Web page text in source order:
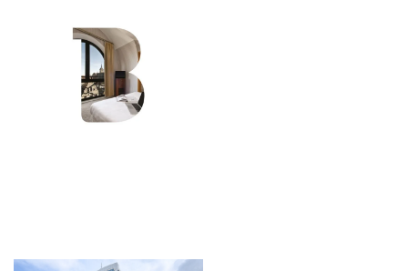
BOEK NU
aantal mensen